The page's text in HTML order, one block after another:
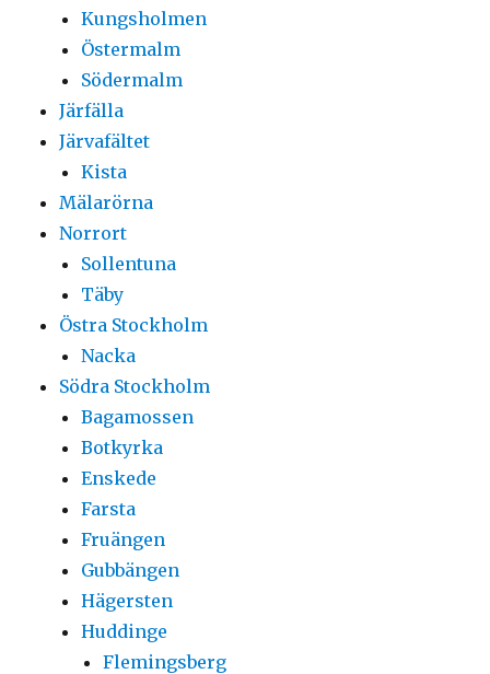
Kungsholmen
Östermalm
Södermalm
Järfälla
Järvafältet
Kista
Mälarörna
Norrort
Sollentuna
Täby
Östra Stockholm
Nacka
Södra Stockholm
Bagamossen
Botkyrka
Enskede
Farsta
Fruängen
Gubbängen
Hägersten
Huddinge
Flemingsberg